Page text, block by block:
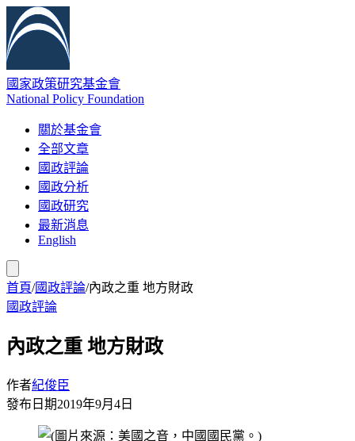
國家政策研究基金會
National Policy Foundation
關於基金會
全部文章
國政評論
國政分析
國政研究
最新消息
English
首頁/國政評論/內政之重 地方財政
國政評論
內政之重 地方財政
作者紀俊臣
發布日期2019年9月4日